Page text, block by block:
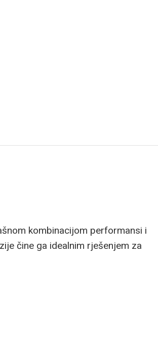
kombinacijom performansi i
čine ga idealnim rješenjem za